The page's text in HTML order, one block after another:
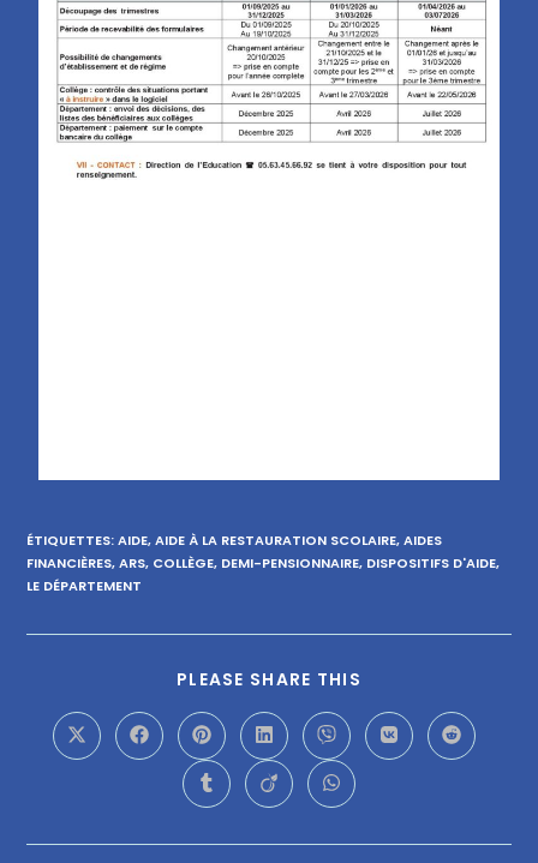
ÉTIQUETTES:AIDE, AIDE À LA RESTAURATION SCOLAIRE, AIDES
FINANCIÈRES, ARS, COLLÈGE, DEMI-PENSIONNAIRE, DISPOSITIFS D'AIDE,
LE DÉPARTEMENT
PLEASE SHARE THIS